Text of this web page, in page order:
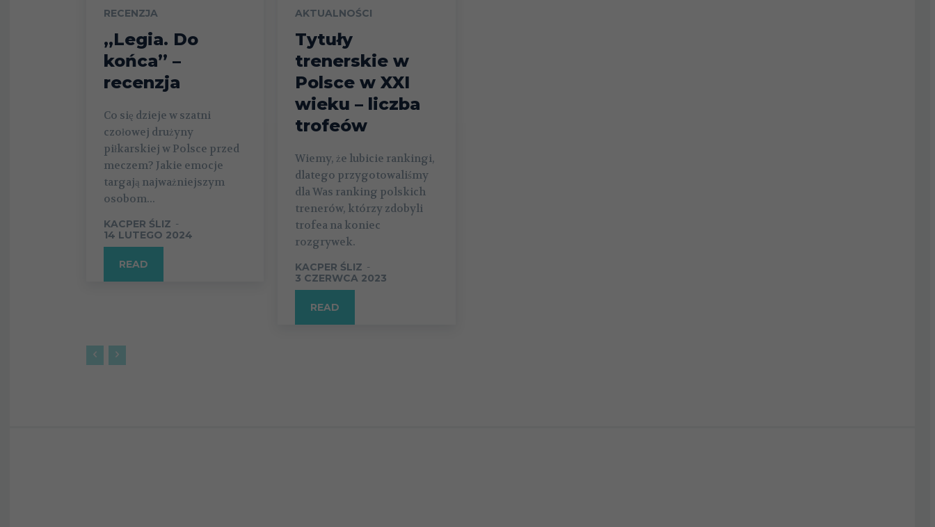
RECENZJA
„Legia. Do
końca” –
recenzja
Co się dzieje w szatni
czołowej drużyny
piłkarskiej w Polsce przed
meczem? Jakie emocje
targają najważniejszym
osobom...
KACPER ŚLIZ -
14 LUTEGO 2024
READ
AKTUALNOŚCI
Tytuły
trenerskie w
Polsce w XXI
wieku – liczba
trofeów
Wiemy, że lubicie rankingi,
dlatego przygotowaliśmy
dla Was ranking polskich
trenerów, którzy zdobyli
trofea na koniec
rozgrywek.
KACPER ŚLIZ -
3 CZERWCA 2023
READ